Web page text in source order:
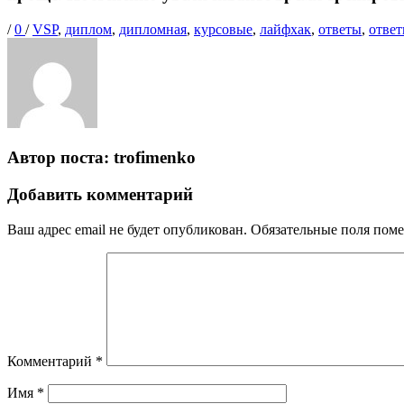
Опубликовано
/ 0 / Теги
VSP, диплом, дипломная, курсовые, лайфхак, ответы,
Автор поста: trofimenko
Добавить комментарий
Ваш адрес email не будет опубликован. Обязательные поля
Комментарий *
Имя *